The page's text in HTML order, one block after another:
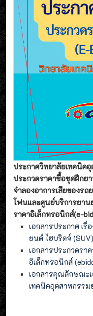
ประกาศวิทยาลัยเทคนิค
ประกวดราคาซื้อชุดฝึกย
จำลองอาการเสียของร
โฟนและศูนย์บริการยาน
ราคาอิเล็กทรอนิกส์(e-
เอกสารประกาศ เ
ยนต์ ไฮบริดจ์
เอกสารประกวดรา
อิเล็กทรอนิกส์
เอกสารคุณลักษณะ
เทคนิคอุตสาหกรร